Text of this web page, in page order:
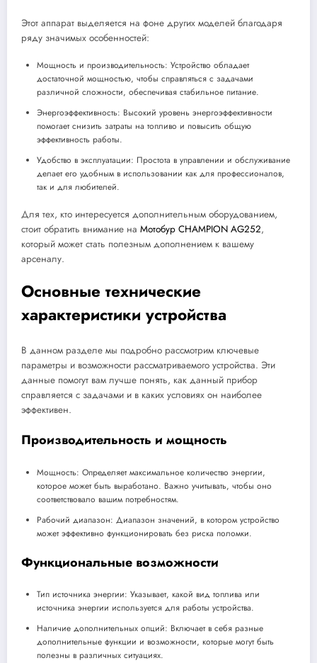
Этот аппарат выделяется на фоне других моделей благодаря
ряду значимых особенностей:
Мощность и производительность: Устройство обладает
достаточной мощностью, чтобы справляться с задачами
различной сложности, обеспечивая стабильное питание.
Энергоэффективность: Высокий уровень энергоэффективности
помогает снизить затраты на топливо и повысить общую
эффективность работы.
Удобство в эксплуатации: Простота в управлении и обслуживание
делает его удобным в использовании как для профессионалов,
так и для любителей.
Для тех, кто интересуется дополнительным оборудованием,
стоит обратить внимание на Мотобур CHAMPION AG252,
который может стать полезным дополнением к вашему
арсеналу.
Основные технические
характеристики устройства
В данном разделе мы подробно рассмотрим ключевые
параметры и возможности рассматриваемого устройства. Эти
данные помогут вам лучше понять, как данный прибор
справляется с задачами и в каких условиях он наиболее
эффективен.
Производительность и мощность
Мощность: Определяет максимальное количество энергии,
которое может быть выработано. Важно учитывать, чтобы оно
соответствовало вашим потребностям.
Рабочий диапазон: Диапазон значений, в котором устройство
может эффективно функционировать без риска поломки.
Функциональные возможности
Тип источника энергии: Указывает, какой вид топлива или
источника энергии используется для работы устройства.
Наличие дополнительных опций: Включает в себя разные
дополнительные функции и возможности, которые могут быть
полезны в различных ситуациях.